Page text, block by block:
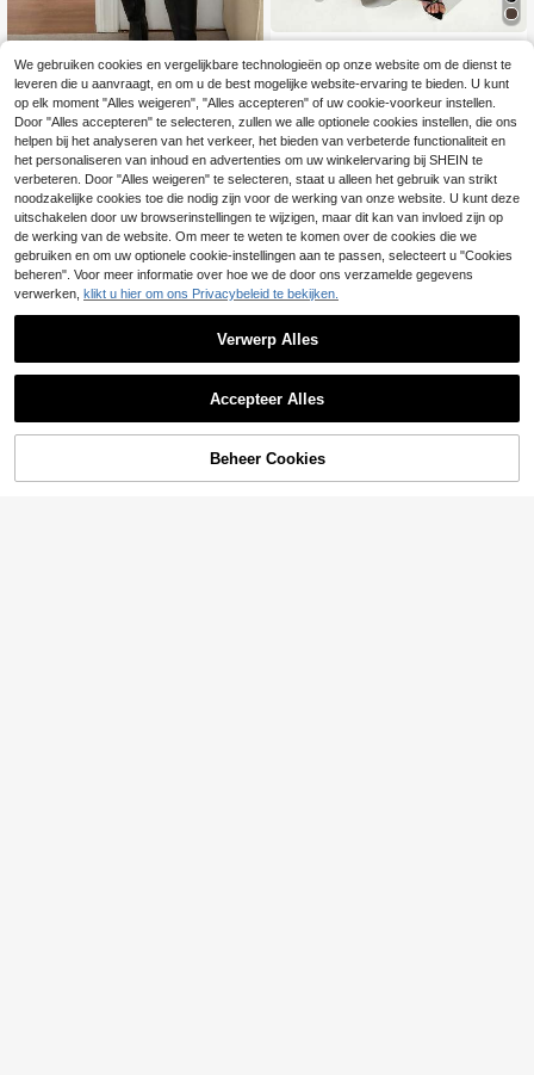
Lounesse
Lounesse Plus-size lentejurk met h
oge split en omslagzoom
14 .35€
EU Warehouse Auralis Plus size effen
plooirok met elastische tailleband e
n plooien
15.49€
TOEVOEGEN AAN WINKELWAGEN
We gebruiken cookies en vergelijkbare technologieën op onze website om de dienst te
leveren die u aanvraagt, en om u de best mogelijke website-ervaring te bieden. U kunt
op elk moment "Alles weigeren", "Alles accepteren" of uw cookie-voorkeur instellen.
Door "Alles accepteren" te selecteren, zullen we alle optionele cookies instellen, die ons
helpen bij het analyseren van het verkeer, het bieden van verbeterde functionaliteit en
het personaliseren van inhoud en advertenties om uw winkelervaring bij SHEIN te
verbeteren. Door "Alles weigeren" te selecteren, staat u alleen het gebruik van strikt
noodzakelijke cookies toe die nodig zijn voor de werking van onze website. U kunt deze
uitschakelen door uw browserinstellingen te wijzigen, maar dit kan van invloed zijn op
de werking van de website. Om meer te weten te komen over de cookies die we
gebruiken en om uw optionele cookie-instellingen aan te passen, selecteert u "Cookies
beheren". Voor meer informatie over hoe we de door ons verzamelde gegevens
verwerken, klikt u hier om ons Privacybeleid te bekijken.
Verwerp Alles
Accepteer Alles
Beheer Cookies